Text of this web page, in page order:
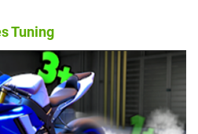
Tuning